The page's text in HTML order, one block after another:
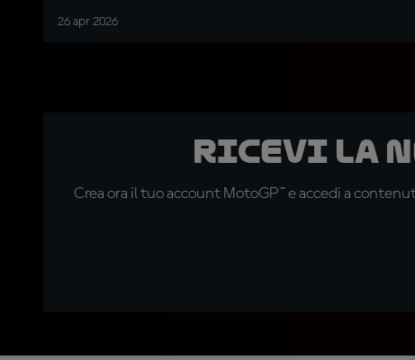
26 apr 2026
Ricevi la
Crea ora il tuo account MotoGP™ e accedi a